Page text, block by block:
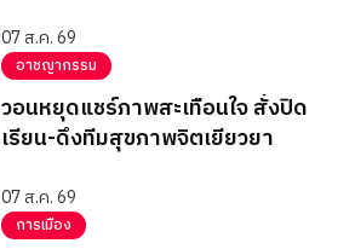
07 ส.ค. 69
อาชญากรรม
วอนหยุดแชร์ภาพสะเทือนใจ สั่งปิด
เรียน-ดึงทีมสุขภาพจิตเยียวยา
07 ส.ค. 69
การเมือง